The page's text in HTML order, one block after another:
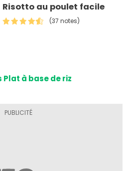
Risotto au poulet facile
(37 notes)
Plat à base de riz